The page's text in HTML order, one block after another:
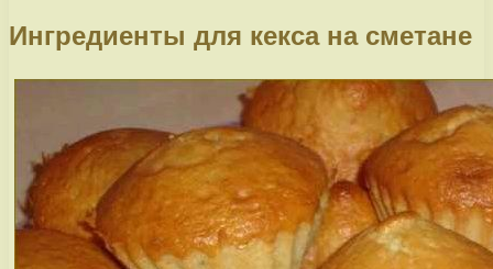
Ингредиенты для кекса на сметане